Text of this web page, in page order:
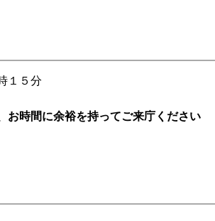
１５分
時間に余裕を持ってご来庁ください